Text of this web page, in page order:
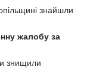
знайшли
жалобу за
знищили